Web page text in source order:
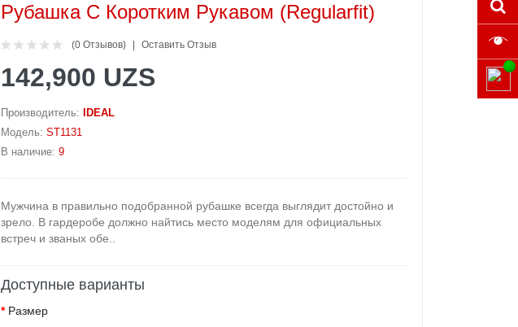
Рубашка С Коротким Рукавом (Regularfit)
(0 Отзывов) Оставить Отзыв
142,900 UZS
Производитель:
IDEAL
Модель: ST1131
В наличие: 9
Мужчина в правильно подобранной рубашке всегда выглядит достойно и
зрело. В гардеробе должно найтись место моделям для официальных
встреч и званых обе..
Доступные варианты
Размер